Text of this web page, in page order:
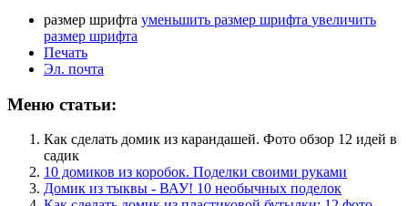
размер шрифта уменьшить размер шрифта увеличить
размер шрифта
Печать
Эл. почта
Меню статьи:
Как сделать домик из карандашей. Фото обзор 12 идей в
садик
10 домиков из коробок. Поделки своими руками
Домик из тыквы - ВАУ! 10 необычных поделок